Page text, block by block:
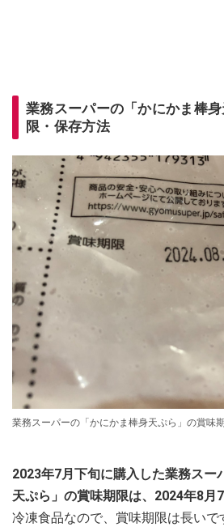
業務スーパーの「かにかま棒
限・保存方法
業務スーパーの「かにかま棒身天ぷら」の賞味
2023年7月下旬に購入した業務スー
天ぷら」の賞味期限は、2024年8月7
冷凍食品なので、賞味期限は長い